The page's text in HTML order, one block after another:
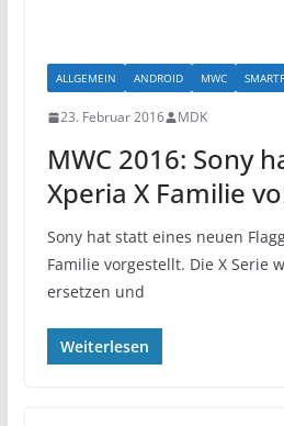
ALLGEMEIN ANDROID MWC
23. Februar 2016 MDK
MWC 2016: Sony
Xperia X Familie
Sony hat statt eines neuen
Familie vorgestellt. Die X Serie
ersetzen und
Weiterlesen